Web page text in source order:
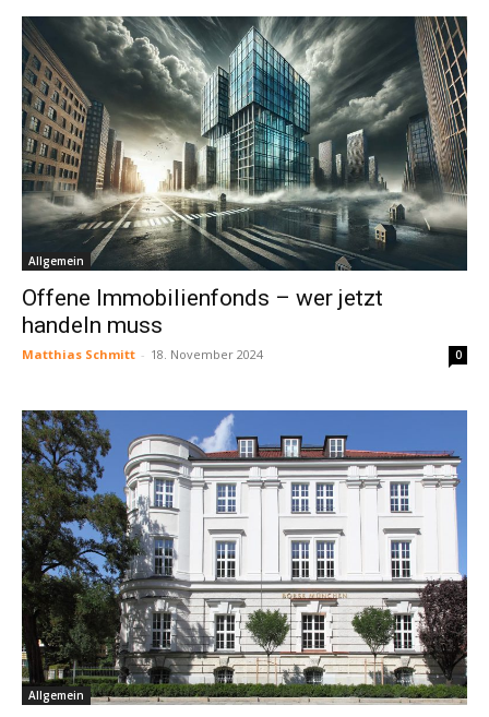
Allgemein
Offene Immobilienfonds – wer jetzt
handeln muss
Matthias Schmitt - 18. November 2024 0
Allgemein